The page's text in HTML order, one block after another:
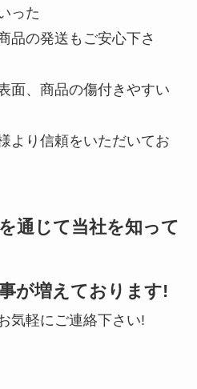
った
品の発送もご安心下さ
面、商品の傷付きやすい
より信頼をいただいてお
通じて当社を知って
が増えております!
気軽にご連絡下さい!